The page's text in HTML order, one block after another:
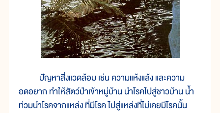
ปัญหาสิ่งแวดล้อม เช่น ความแห้งแล้ง และความ
อดอยาก ทำให้สัตว์ป่าเข้าหมู่บ้าน นำโรคไปสู่ชาวบ้าน น้ำ
ท่วมนำโรคจากแหล่ง ที่มีโรค ไปสู่แหล่งที่ไม่เคยมีโรคนั้น